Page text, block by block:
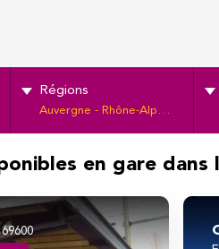
en gare dans
69600
Régions